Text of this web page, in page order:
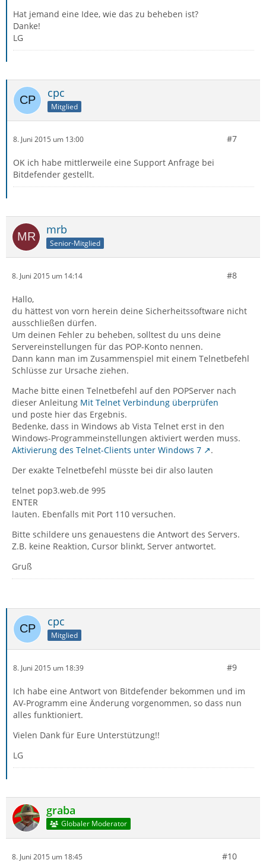
Hat jemand eine Idee, wie das zu beheben ist?
Danke!
LG
cpc
Mitglied
8. Juni 2015 um 13:00 #7
OK ich habe mittlerweile eine Support Anfrage bei
Bitdefender gestellt.
mrb
Senior-Mitglied
8. Juni 2015 um 14:14 #8
Hallo,
du hättest von vorn herein deine Sicherheitssoftware nicht
ausschließen dürfen.
Um deinen Fehler zu beheben, solltest du uns deine
Servereinstellungen für das POP-Konto nennen.
Dann kann man im Zusammenspiel mit einem Telnetbefehl
Schlüsse zur Ursache ziehen.
Mache bitte einen Telnetbefehl auf den POPServer nach
dieser Anleitung Mit Telnet Verbindung überprüfen
und poste hier das Ergebnis.
Bedenke, dass in Windows ab Vista Telnet erst in den
Windows-Programmeinstellungen aktiviert werden muss.
Aktivierung des Telnet-Clients unter Windows 7
.
Der exakte Telnetbefehl müsste bei dir also lauten
telnet pop3.web.de 995
ENTER
lauten. Ebenfalls mit Port 110 versuchen.
Bitte schildere uns genauestens die Antwort des Servers.
Z.B. keine Reaktion, Cursor blinkt, Server antwortet.
Gruß
cpc
Mitglied
8. Juni 2015 um 18:39 #9
Ich habe eine Antwort von Bitdefender bekommen und im
AV-Programm eine Änderung vorgenommen, so dass nun
alles funktioniert.
Vielen Dank für Eure Unterstützung!!
LG
graba
Globaler Moderator
8. Juni 2015 um 18:45 #10